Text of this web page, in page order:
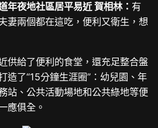
年夜地社區居平易近 賀相林： 有
妻兩個都在這吃，便利又衛生，想
供給了便利的食堂，還充足整合盤
造了“15分鐘生涯圈”：幼兒園、年
站、公共活動場地和公共綠地等便
應俱全。